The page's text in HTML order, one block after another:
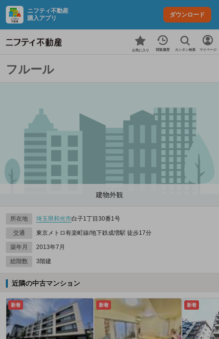
ニフティ不動産
購入アプリ
ダウンロード
お気に入り 閲覧履歴 カンタン検索 マイページ
フルール
建物外観
所在地 埼玉県和光市白子1丁目30番1号
交通 東京メトロ有楽町線/地下鉄成増駅 徒歩17分
築年月 2013年7月
総階数 3階建
近隣の中古マンション
新着 新着 新着